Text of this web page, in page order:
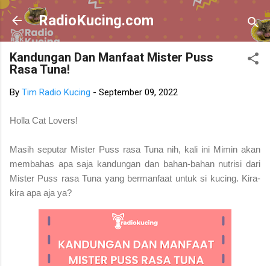
Skip to main content
RadioKucing.com
Kandungan Dan Manfaat Mister Puss
Rasa Tuna!
By Tim Radio Kucing - September 09, 2022
Holla Cat Lovers!
Masih seputar Mister Puss rasa Tuna nih, kali ini Mimin akan
membahas apa saja kandungan dan bahan-bahan nutrisi dari
Mister Puss rasa Tuna yang bermanfaat untuk si kucing. Kira-
kira apa aja ya?